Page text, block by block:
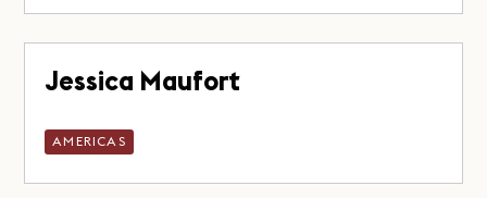
Jessica Maufort
AMERICAS